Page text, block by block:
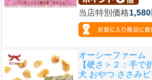
当店特別価格1,580
オーシーファーム
【硬さ＞２：手で
犬 おやつ ささみ